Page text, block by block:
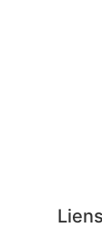
Liens